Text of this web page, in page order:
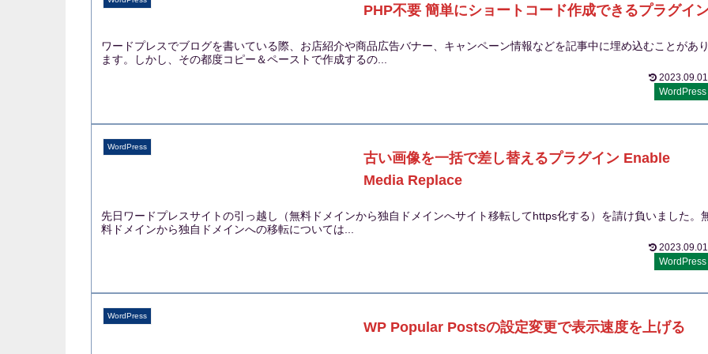
PHP不要 簡単にショートコード作成できるプラグイ
ワードプレスでブログを書いている際、お店紹介や商品広告バナー、キャンペーン情報などを記事中に埋め込むことがあり
ます。しかし、その都度コピー＆ペーストで作成するの...
2023.09.01
WordPress
WordPress
古い画像を一括で差し替えるプラグイン Enable
Media Replace
先日ワードプレスサイトの引っ越し（無料ドメインから独自ドメインへサイト移転してhttps化する）を請け負いました。
料ドメインから独自ドメインへの移転については...
2023.09.01
WordPress
WordPress
WP Popular Postsの設定変更で表示速度を上げる